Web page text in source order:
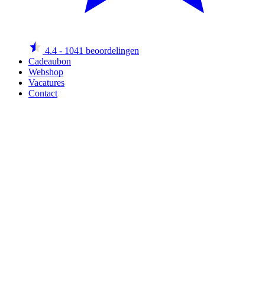
4.4 - 1041 beoordelingen
Cadeaubon
Webshop
Vacatures
Contact